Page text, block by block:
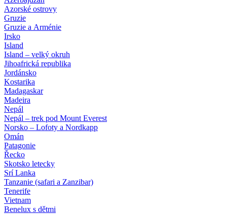
Azorské ostrovy
Gruzie
Gruzie a Arménie
Irsko
Island
Island – velký okruh
Jihoafrická republika
Jordánsko
Kostarika
Madagaskar
Madeira
Nepál
Nepál – trek pod Mount Everest
Norsko – Lofoty a Nordkapp
Omán
Patagonie
Řecko
Skotsko letecky
Srí Lanka
Tanzanie (safari a Zanzibar)
Tenerife
Vietnam
Benelux s dětmi